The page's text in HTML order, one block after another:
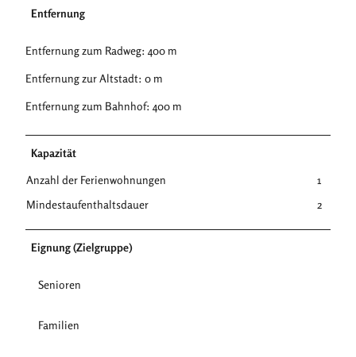
Entfernung
Entfernung zum Radweg: 400 m
Entfernung zur Altstadt: 0 m
Entfernung zum Bahnhof: 400 m
Kapazität
Anzahl der Ferienwohnungen
1
Mindestaufenthaltsdauer
2
Eignung (Zielgruppe)
Senioren
Familien